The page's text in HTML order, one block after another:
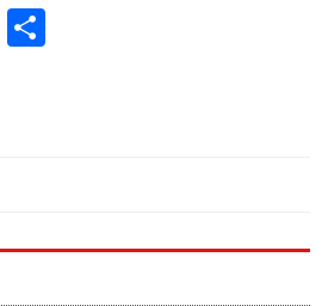
งการของนายกรัฐมนตรี ที่ให้
ยวข้องไปดำเนินการ ในการเรื่องการ
ต์ เมื่อวันอังคารที่ 8 เมษายน ที่ผ่านมา
Li